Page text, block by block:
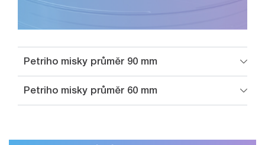
Petriho misky průměr 90 mm
Petriho misky průměr 60 mm